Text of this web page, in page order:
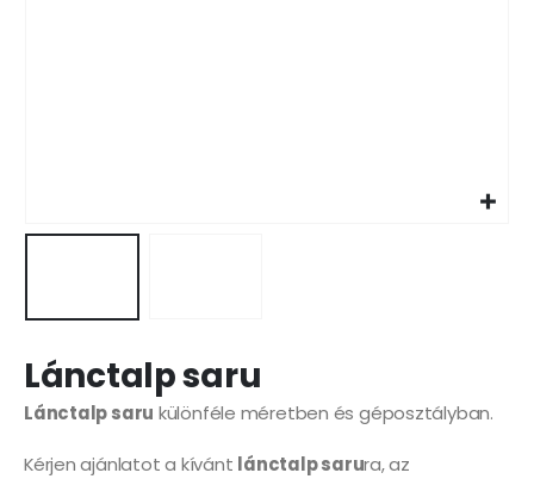
Lánctalp saru
Lánctalp saru különféle méretben és géposztályban.
Kérjen ajánlatot a kívánt lánctalp sarura, az